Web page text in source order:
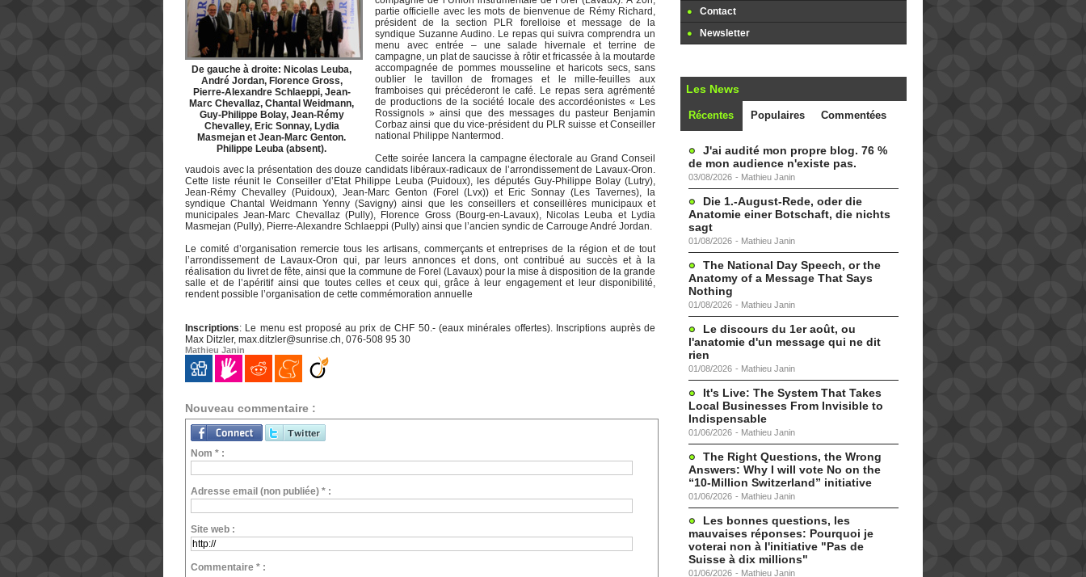
De gauche à droite: Nicolas Leuba,
André Jordan, Florence Gross,
Pierre-Alexandre Schlaeppi, Jean-
Marc Chevallaz, Chantal Weidmann,
Guy-Philippe Bolay, Jean-Rémy
Chevalley, Eric Sonnay, Lydia
Masmejan et Jean-Marc Genton.
Philippe Leuba (absent).
partie officielle avec les mots de bienvenue de Rémy Richard,
président de la section PLR forelloise et message de la
syndique Suzanne Audino. Le repas qui suivra comprendra un
menu avec entrée – une salade hivernale et terrine de
campagne, un plat de saucisse à rôtir et fricassée à la moutarde
accompagnée de pommes mousseline et haricots secs, sans
oublier le tavillon de fromages et le mille-feuilles aux
framboises qui précéderont le café. Le repas sera agrémenté
de productions de la société locale des accordéonistes « Les
Rossignols » ainsi que des messages du pasteur Benjamin
Corbaz ainsi que du vice-président du PLR suisse et Conseiller
national Philippe Nantermod.
Cette soirée lancera la campagne électorale au Grand Conseil
vaudois avec la présentation des douze candidats libéraux-radicaux de l’arrondissement de Lavaux-Oron.
Cette liste réunit le Conseiller d’Etat Philippe Leuba (Puidoux), les députés Guy-Philippe Bolay (Lutry),
Jean-Rémy Chevalley (Puidoux), Jean-Marc Genton (Forel (Lvx)) et Eric Sonnay (Les Tavernes), la
syndique Chantal Weidmann Yenny (Savigny) ainsi que les conseillers et conseillères municipaux et
municipales Jean-Marc Chevallaz (Pully), Florence Gross (Bourg-en-Lavaux), Nicolas Leuba et Lydia
Masmejan (Pully), Pierre-Alexandre Schlaeppi (Pully) ainsi que l’ancien syndic de Carrouge André Jordan.
Le comité d’organisation remercie tous les artisans, commerçants et entreprises de la région et de tout
l’arrondissement de Lavaux-Oron qui, par leurs annonces et dons, ont contribué au succès et à la
réalisation du livret de fête, ainsi que la commune de Forel (Lavaux) pour la mise à disposition de la grande
salle et de l’apéritif ainsi que toutes celles et ceux qui, grâce à leur engagement et leur disponibilité,
rendent possible l’organisation de cette commémoration annuelle
Inscriptions: Le menu est proposé au prix de CHF 50.- (eaux minérales offertes). Inscriptions auprès de
Max Ditzler, max.ditzler@sunrise.ch, 076-508 95 30
Mathieu Janin
Nouveau commentaire :
Nom * :
Adresse email (non publiée) * :
Site web :
Commentaire * :
Contact
Newsletter
Les News
Récentes Populaires Commentées
J'ai audité mon propre blog. 76 %
de mon audience n'existe pas.
03/08/2026 - Mathieu Janin
Die 1.-August-Rede, oder die
Anatomie einer Botschaft, die nichts
sagt
01/08/2026 - Mathieu Janin
The National Day Speech, or the
Anatomy of a Message That Says
Nothing
01/08/2026 - Mathieu Janin
Le discours du 1er août, ou
l'anatomie d'un message qui ne dit
rien
01/08/2026 - Mathieu Janin
It's Live: The System That Takes
Local Businesses From Invisible to
Indispensable
01/06/2026 - Mathieu Janin
The Right Questions, the Wrong
Answers: Why I will vote No on the
“10-Million Switzerland” initiative
01/06/2026 - Mathieu Janin
Les bonnes questions, les
mauvaises réponses: Pourquoi je
voterai non à l'initiative "Pas de
Suisse à dix millions"
01/06/2026 - Mathieu Janin